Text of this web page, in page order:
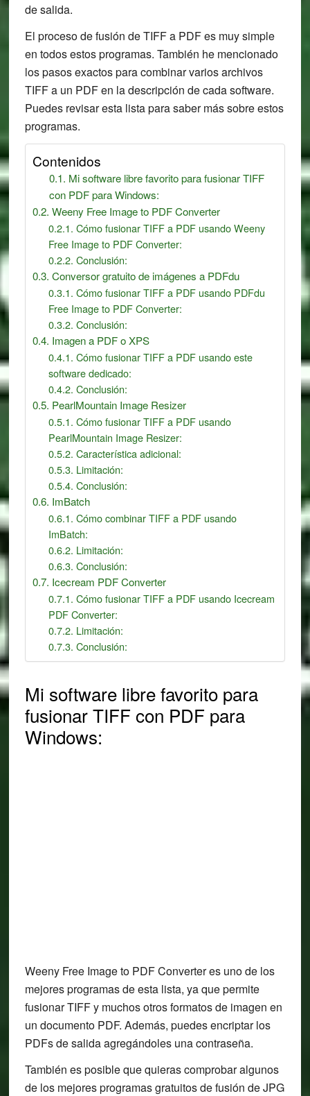
de salida.
El proceso de fusión de TIFF a PDF es muy simple
en todos estos programas. También he mencionado
los pasos exactos para combinar varios archivos
TIFF a un PDF en la descripción de cada software.
Puedes revisar esta lista para saber más sobre estos
programas.
Contenidos
Mi software libre favorito para fusionar TIFF
con PDF para Windows:
Weeny Free Image to PDF Converter
Cómo fusionar TIFF a PDF usando Weeny
Free Image to PDF Converter:
Conclusión:
Conversor gratuito de imágenes a PDFdu
Cómo fusionar TIFF a PDF usando PDFdu
Free Image to PDF Converter:
Conclusión:
Imagen a PDF o XPS
Cómo fusionar TIFF a PDF usando este
software dedicado:
Conclusión:
PearlMountain Image Resizer
Cómo fusionar TIFF a PDF usando
PearlMountain Image Resizer:
Característica adicional:
Limitación:
Conclusión:
ImBatch
Cómo combinar TIFF a PDF usando
ImBatch:
Limitación:
Conclusión:
Icecream PDF Converter
Cómo fusionar TIFF a PDF usando Icecream
PDF Converter:
Limitación:
Conclusión:
Mi software libre favorito para
fusionar TIFF con PDF para
Windows:
Weeny Free Image to PDF Converter es uno de los
mejores programas de esta lista, ya que permite
fusionar TIFF y muchos otros formatos de imagen en
un documento PDF. Además, puedes encriptar los
PDFs de salida agregándoles una contraseña.
También es posible que quieras comprobar algunos
de los mejores programas gratuitos de fusión de JPG